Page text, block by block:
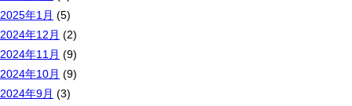
2025年1月 (5)
2024年12月 (2)
2024年11月 (9)
2024年10月 (9)
2024年9月 (3)